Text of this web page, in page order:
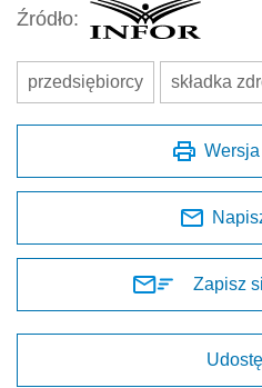
Źródło:
przedsiębiorcy składka
Zapisz